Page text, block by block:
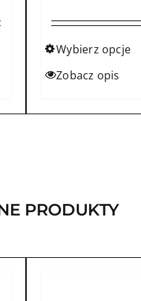
Wybierz opcje
Ten
na
produktu
Zobacz opis
PRODUKTY